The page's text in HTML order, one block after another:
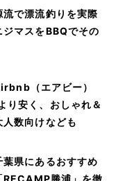
で漂流釣りを実際
マスをBBQでその
（エアビー）
安く、おしゃれ＆
数向けなども
県にあるおすすめ
RECAMP勝浦」を徹